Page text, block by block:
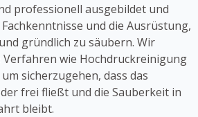
professionell ausgebildet und
und die Ausrüstung,
gründlich zu säubern. Wir
wie Hochdruckreinigung
sicherzugehen, dass das
frei fließt und die Sauberkeit in
bleibt.